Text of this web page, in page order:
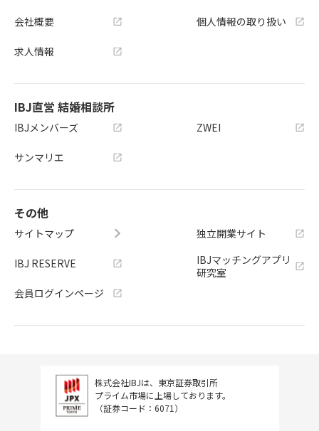
会社概要
求人情報
個人情報の取り扱い
IBJ直営 結婚相談所
IBJメンバーズ
サンマリエ
ZWEI
その他
サイトマップ
IBJ RESERVE
会員ログインページ
独立開業サイト
IBJマッチングアプリ
研究室
株式会社IBJは、東京証券取引所
プライム市場に上場しております。
（証券コード：6071）